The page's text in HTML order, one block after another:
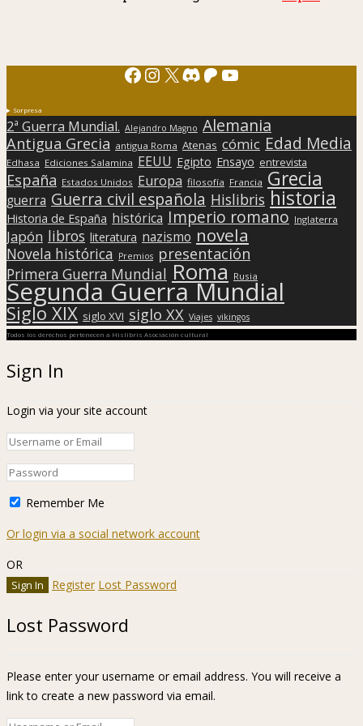
Facebook
Instagram
X Discord
Patreon
YouTube
Sorpresa
2ª Guerra Mundial. Alejandro Magno Alemania
Antigua Grecia antigua Roma Atenas cómic Edad Media
Edhasa Ediciones Salamina EEUU Egipto Ensayo entrevista
España Estados Unidos Europa filosofía Francia Grecia
guerra Guerra civil española Hislibris historia
Historia de España histórica Imperio romano Inglaterra
Japón libros literatura nazismo novela
Novela histórica Premios presentación
Primera Guerra Mundial Roma Rusia
Segunda Guerra Mundial
Siglo XIX siglo XVI siglo XX Viajes vikingos
Todos los derechos pertenecen a Hislibris Asociación cultural
Sign In
Login via your site account
Remember Me
Or login via a social network account
OR
Register Lost Password
Lost Password
Please enter your username or email address. You will receive a
link to create a new password via email.